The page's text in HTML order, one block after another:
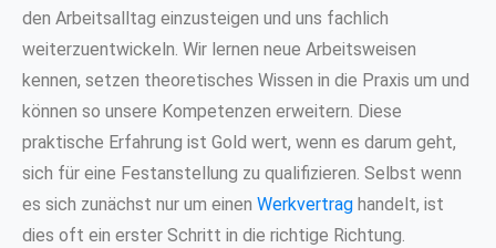
den Arbeitsalltag einzusteigen und uns fachlich
weiterzuentwickeln. Wir lernen neue Arbeitsweisen
kennen, setzen theoretisches Wissen in die Praxis um und
können so unsere Kompetenzen erweitern. Diese
praktische Erfahrung ist Gold wert, wenn es darum geht,
sich für eine Festanstellung zu qualifizieren. Selbst wenn
es sich zunächst nur um einen Werkvertrag handelt, ist
dies oft ein erster Schritt in die richtige Richtung.